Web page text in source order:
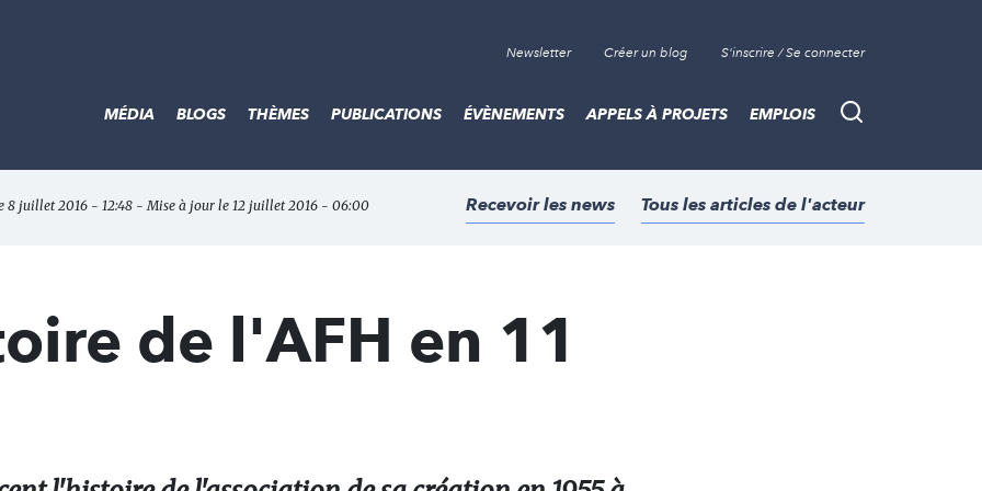
Newsletter Créer un blog S'inscrire / Se connecter
Recherche
MÉDIA BLOGS THÈMES PUBLICATIONS ÉVÈNEMENTS APPELS À PROJETS EMPLOIS
8 juillet 2016 - 12:48 - Mise à jour le 12 juillet 2016 - 06:00 Recevoir les news Tous les articles de l'acteur
de l'AFH en 11